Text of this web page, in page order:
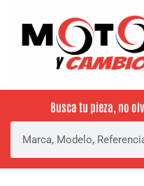
Busca tu pieza, no